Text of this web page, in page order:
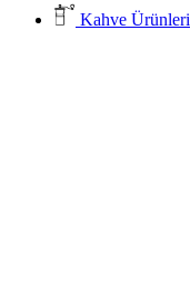
Kahve Ürünleri